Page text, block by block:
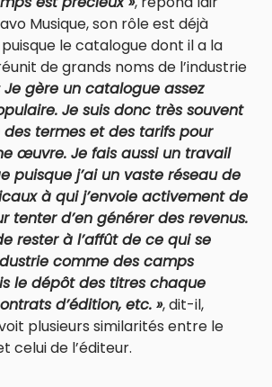
Musique, son rôle est déjà
le catalogue dont il a la
de grands noms de l’industrie
Je gère un catalogue assez
Je suis donc très souvent
termes et des tarifs pour
œuvre. Je fais aussi un travail
puisque j’ai un vaste réseau de
à qui j’envoie activement de
tenter d’en générer des revenus.
rester à l’affût de ce qui se
comme des camps
le dépôt des titres chaque
d’édition, etc. », dit-il,
plusieurs similarités entre le
celui de l’éditeur.